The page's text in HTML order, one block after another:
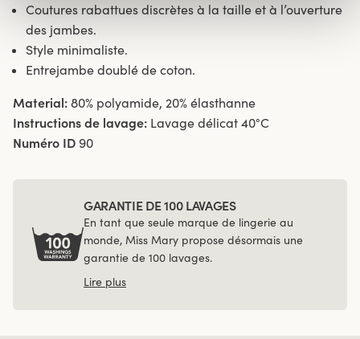
Coutures rabattues discrètes à la taille et à l’ouverture
des jambes.
Style minimaliste.
Entrejambe doublé de coton.
Material: 80% polyamide, 20% élasthanne
Instructions de lavage: Lavage délicat 40°C
Numéro ID 90
GARANTIE DE 100 LAVAGES
En tant que seule marque de lingerie au
monde, Miss Mary propose désormais une
garantie de 100 lavages.
Lire plus